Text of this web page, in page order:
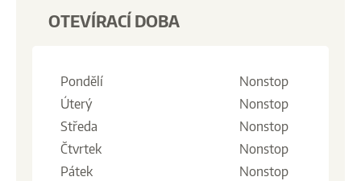
OTEVÍRACÍ DOBA
Pondělí
Nonstop
Úterý
Nonstop
Středa
Nonstop
Čtvrtek
Nonstop
Pátek
Nonstop